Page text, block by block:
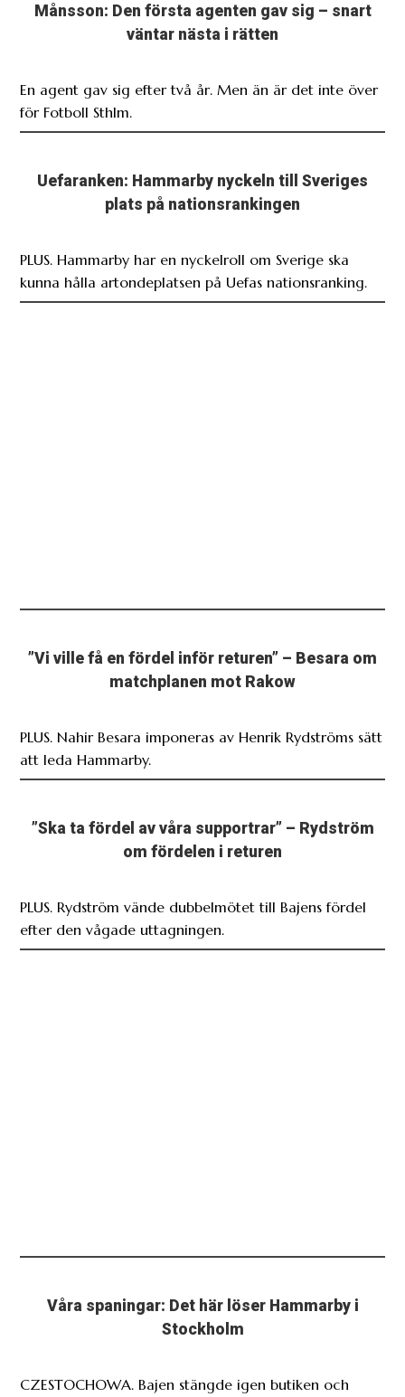
Månsson: Den första agenten gav sig – snart
väntar nästa i rätten
En agent gav sig efter två år. Men än är det inte över
för Fotboll Sthlm.
Uefaranken: Hammarby nyckeln till Sveriges
plats på nationsrankingen
PLUS. Hammarby har en nyckelroll om Sverige ska
kunna hålla artondeplatsen på Uefas nationsranking.
”Vi ville få en fördel inför returen” – Besara om
matchplanen mot Rakow
PLUS. Nahir Besara imponeras av Henrik Rydströms sätt
att leda Hammarby.
”Ska ta fördel av våra supportrar” – Rydström
om fördelen i returen
PLUS. Rydström vände dubbelmötet till Bajens fördel
efter den vågade uttagningen.
Våra spaningar: Det här löser Hammarby i
Stockholm
CZESTOCHOWA. Bajen stängde igen butiken och